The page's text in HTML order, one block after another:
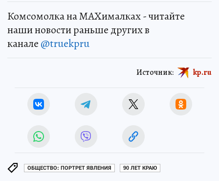
Комсомолка на MAXималках - читайте
наши новости раньше других в
канале @truekpru
Источник: kp.ru
ОБЩЕСТВО: ПОРТРЕТ ЯВЛЕНИЯ 90 ЛЕТ КРАЮ